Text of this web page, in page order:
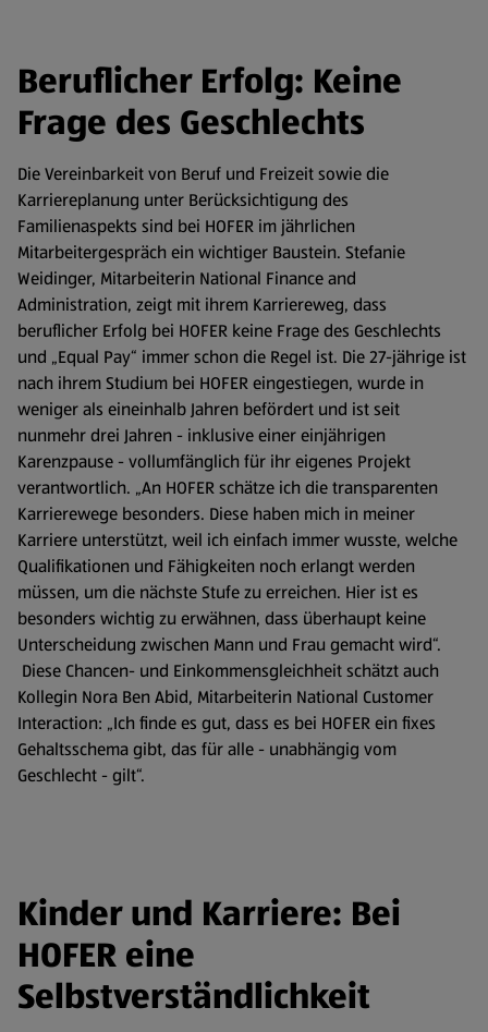
Beruflicher Erfolg: Keine
Frage des Geschlechts
Die Vereinbarkeit von Beruf und Freizeit sowie die
Karriereplanung unter Berücksichtigung des
Familienaspekts sind bei HOFER im jährlichen
Mitarbeitergespräch ein wichtiger Baustein. Stefanie
Weidinger, Mitarbeiterin National Finance and
Administration, zeigt mit ihrem Karriereweg, dass
beruflicher Erfolg bei HOFER keine Frage des Geschlechts
und „Equal Pay“ immer schon die Regel ist. Die 27-jährige ist
nach ihrem Studium bei HOFER eingestiegen, wurde in
weniger als eineinhalb Jahren befördert und ist seit
nunmehr drei Jahren - inklusive einer einjährigen
Karenzpause - vollumfänglich für ihr eigenes Projekt
verantwortlich. „An HOFER schätze ich die transparenten
Karrierewege besonders. Diese haben mich in meiner
Karriere unterstützt, weil ich einfach immer wusste, welche
Qualifikationen und Fähigkeiten noch erlangt werden
müssen, um die nächste Stufe zu erreichen. Hier ist es
besonders wichtig zu erwähnen, dass überhaupt keine
Unterscheidung zwischen Mann und Frau gemacht wird“.
Diese Chancen- und Einkommensgleichheit schätzt auch
Kollegin Nora Ben Abid, Mitarbeiterin National Customer
Interaction: „Ich finde es gut, dass es bei HOFER ein fixes
Gehaltsschema gibt, das für alle - unabhängig vom
Geschlecht - gilt“.
Kinder und Karriere: Bei
HOFER eine
Selbstverständlichkeit